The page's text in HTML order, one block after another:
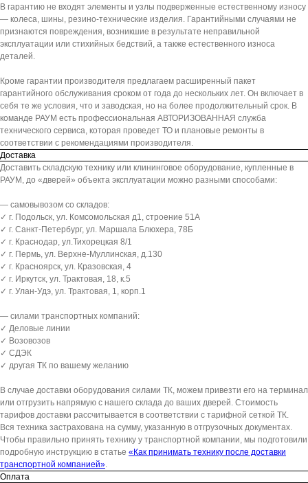
В гарантию не входят элементы и узлы подверженные естественному износу
— колеса, шины, резино-технические изделия. Гарантийными случаями не
признаются повреждения, возникшие в результате неправильной
эксплуатации или стихийных бедствий, а также естественного износа
деталей.
Кроме гарантии производителя предлагаем расширенный пакет
гарантийного обслуживания сроком от года до нескольких лет. Он включает в
себя те же условия, что и заводская, но на более продолжительный срок. В
команде РАУМ есть профессиональная АВТОРИЗОВАННАЯ служба
технического сервиса, которая проведет ТО и плановые ремонты в
соответствии с рекомендациями производителя.
Доставка
Доставить складскую технику или клининговое оборудование, купленные в
РАУМ, до «дверей» объекта эксплуатации можно разными способами:
— самовывозом со складов:
✓ г. Подольск, ул. Комсомольская д1, строение 51А
✓ г. Санкт-Петербург, ул. Маршала Блюхера, 78Б
✓ г. Краснодар, ул.Тихорецкая 8/1
✓ г. Пермь, ул. Верхне-Муллинская, д.130
✓ г. Красноярск, ул. Кразовская, 4
✓ г. Иркутск, ул. Трактовая, 18, к.5
✓ г. Улан-Удэ, ул. Трактовая, 1, корп.1
— силами транспортных компаний:
✓ Деловые линии
✓ Возовозов
✓ СДЭК
✓ другая ТК по вашему желанию
В случае доставки оборудования силами ТК, можем привезти его на терминал
или отгрузить напрямую с нашего склада до ваших дверей. Стоимость
тарифов доставки рассчитывается в соответствии с тарифной сеткой ТК.
Вся техника застрахована на сумму, указанную в отгрузочных документах.
Чтобы правильно принять технику у транспортной компании, мы подготовили
подробную инструкцию в статье «Как принимать технику после доставки
транспортной компанией».
Оплата